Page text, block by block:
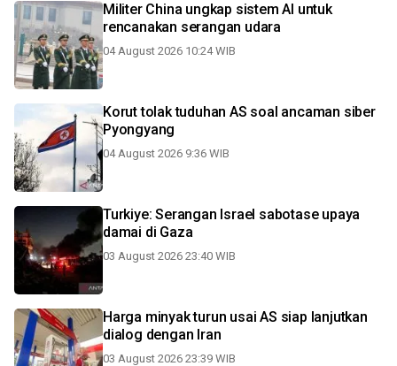
Militer China ungkap sistem AI untuk
rencanakan serangan udara
04 August 2026 10:24 WIB
Korut tolak tuduhan AS soal ancaman siber
Pyongyang
04 August 2026 9:36 WIB
Turkiye: Serangan Israel sabotase upaya
damai di Gaza
03 August 2026 23:40 WIB
Harga minyak turun usai AS siap lanjutkan
dialog dengan Iran
03 August 2026 23:39 WIB